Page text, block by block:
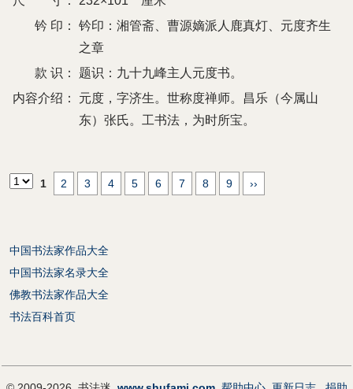
钤 印：
钤印：湘管斋、曹源嫡派人鹿真灯、元度齐生
之章
款 识：
题识：九十九峰主人元度书。
内容介绍：
元度，字济生。世称度禅师。昌乐（今属山
东）张氏。工书法，为时所宝。
1 2 3 4 5 6 7 8 9 ››
中国书法家作品大全
中国书法家名录大全
佛教书法家作品大全
书法百科首页